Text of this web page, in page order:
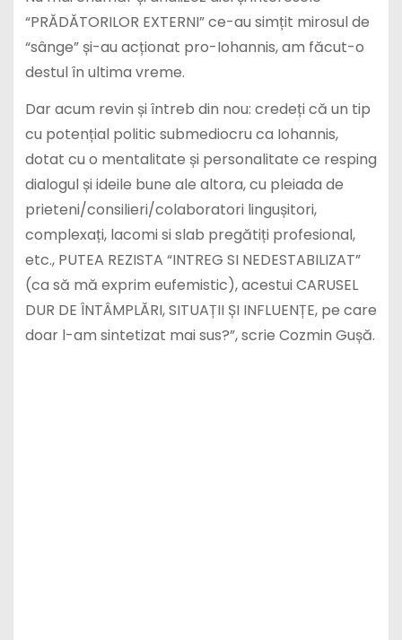
“PRĂDĂTORILOR EXTERNI” ce-au simțit mirosul de
“sânge” și-au acționat pro-Iohannis, am făcut-o
destul în ultima vreme.
Dar acum revin și întreb din nou: credeți că un tip
cu potențial politic submediocru ca Iohannis,
dotat cu o mentalitate și personalitate ce resping
dialogul și ideile bune ale altora, cu pleiada de
prieteni/consilieri/colaboratori lingușitori,
complexați, lacomi si slab pregătiți profesional,
etc., PUTEA REZISTA “INTREG SI NEDESTABILIZAT”
(ca să mă exprim eufemistic), acestui CARUSEL
DUR DE ÎNTÂMPLĂRI, SITUAȚII ȘI INFLUENȚE, pe care
doar l-am sintetizat mai sus?”, scrie Cozmin Gușă.